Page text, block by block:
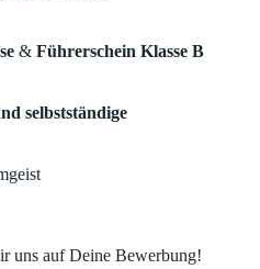
&Führerschein Klasse B
selbstständige
uns auf Deine Bewerbung!